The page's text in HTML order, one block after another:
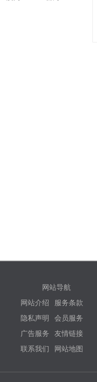
网站导航
网站介绍 服务条款
隐私声明 会员服务
广告服务 友情链接
联系我们 网站地图